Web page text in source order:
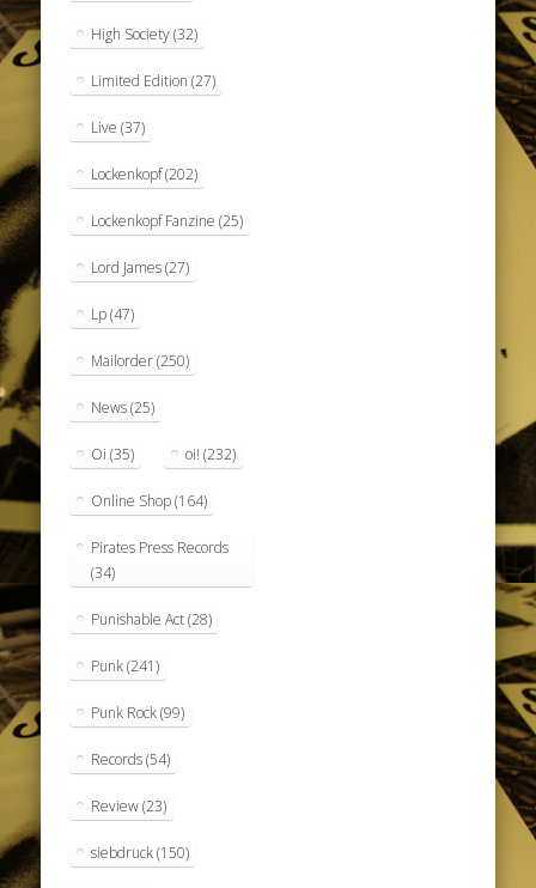
High Society(32)
Limited Edition (27)
Live (37)
Lockenkopf(202)
Lockenkopf Fanzine (25)
Lord James(27)
Lp(47)
Mailorder(250)
News(25)
Oi (35) oi! (232)
Online Shop(164)
Pirates Press Records
(34)
Punishable Act(28)
Punk(241)
Punk Rock(99)
Records(54)
Review(23)
siebdruck(150)